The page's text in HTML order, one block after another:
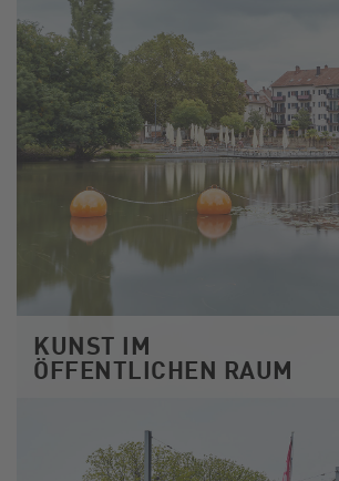
KUNST IM
ÖFFENTLICHEN RAUM